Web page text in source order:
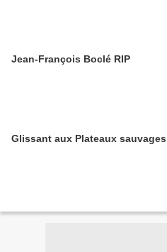
Jean-François Boclé RIP
Glissant aux Plateaux sauvages